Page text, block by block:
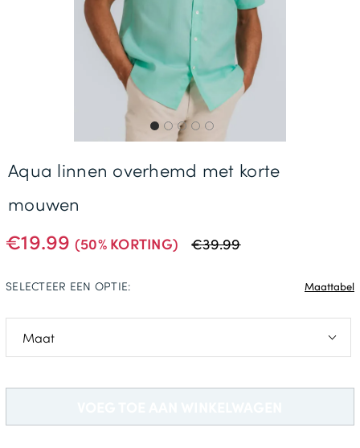
Gratis Levering *
€19.99 (50% KORTING) €39.99
Aqua linnen overhemd met korte
mouwen
L
SELECTEER EEN OPTIE: Maattabel